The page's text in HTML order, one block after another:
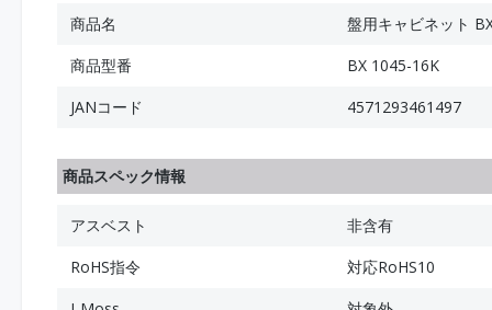
商品名
盤用キャビネット
商品型番
BX 1045-16K
JANコード
4571293461497
商品スペック情報
アスベスト
非含有
RoHS指令
対応RoHS10